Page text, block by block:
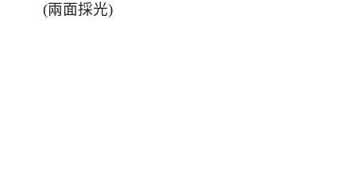
(兩面採光)